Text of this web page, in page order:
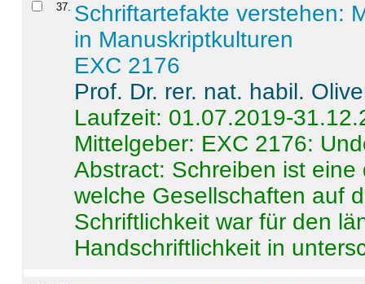
37. Schriftartefakte verstehen:
in Manuskriptkulturen
EXC 2176
Prof. Dr. rer. nat. habil.
Laufzeit: 01.07.2019-
Mittelgeber: EXC 2176:
Abstract: Schreiben ist
welche Gesellschaften auf
Schriftlichkeit war für den
Handschriftlichkeit in